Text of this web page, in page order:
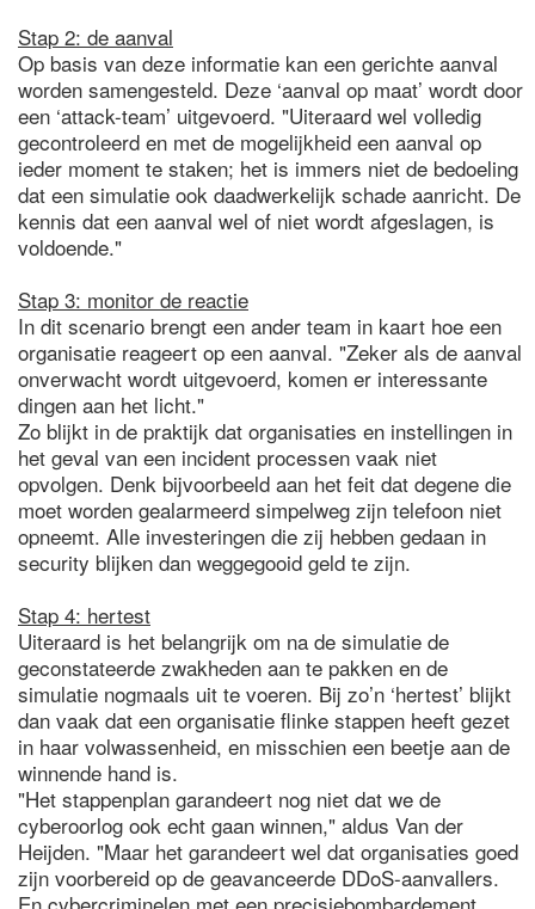
Stap 2: de aanval
Op basis van deze informatie kan een gerichte aanval
worden samengesteld. Deze ‘aanval op maat’ wordt door
een ‘attack-team’ uitgevoerd. "Uiteraard wel volledig
gecontroleerd en met de mogelijkheid een aanval op
ieder moment te staken; het is immers niet de bedoeling
dat een simulatie ook daadwerkelijk schade aanricht. De
kennis dat een aanval wel of niet wordt afgeslagen, is
voldoende."
Stap 3: monitor de reactie
In dit scenario brengt een ander team in kaart hoe een
organisatie reageert op een aanval. "Zeker als de aanval
onverwacht wordt uitgevoerd, komen er interessante
dingen aan het licht."
Zo blijkt in de praktijk dat organisaties en instellingen in
het geval van een incident processen vaak niet
opvolgen. Denk bijvoorbeeld aan het feit dat degene die
moet worden gealarmeerd simpelweg zijn telefoon niet
opneemt. Alle investeringen die zij hebben gedaan in
security blijken dan weggegooid geld te zijn.
Stap 4: hertest
Uiteraard is het belangrijk om na de simulatie de
geconstateerde zwakheden aan te pakken en de
simulatie nogmaals uit te voeren. Bij zo’n ‘hertest’ blijkt
dan vaak dat een organisatie flinke stappen heeft gezet
in haar volwassenheid, en misschien een beetje aan de
winnende hand is.
"Het stappenplan garandeert nog niet dat we de
cyberoorlog ook echt gaan winnen," aldus Van der
Heijden. "Maar het garandeert wel dat organisaties goed
zijn voorbereid op de geavanceerde DDoS-aanvallers.